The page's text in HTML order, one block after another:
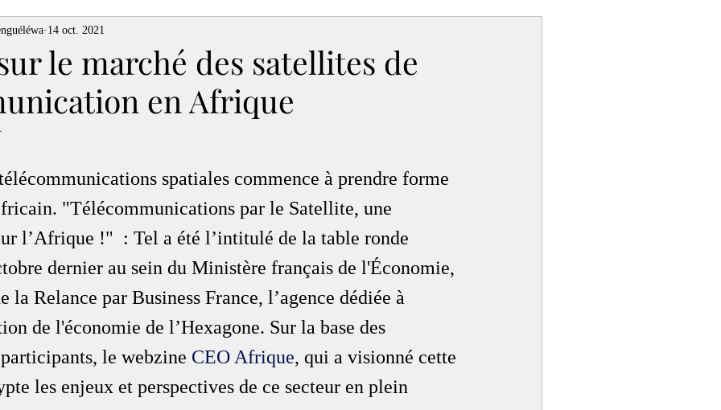
le marché des satellites de
en Afrique
14 oct. 2021
spatiales commence à prendre forme
"Télécommunications par le Satellite, une
l’Afrique !"  : Tel a été l’intitulé de la table ronde
dernier au sein du Ministère français de l'Économie,
la Relance par Business France, l’agence dédiée à
de l'économie de l’Hexagone. Sur la base des
le webzine CEO Afrique, qui a visionné cette
les enjeux et perspectives de ce secteur en plein